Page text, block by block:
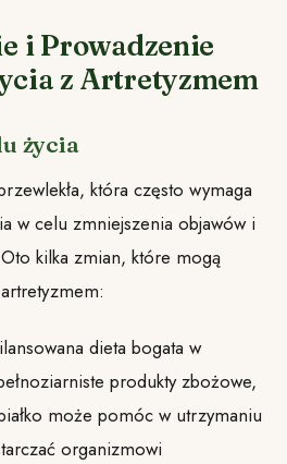
i Prowadzenie
z Artretyzmem
życia
która często wymaga
w celu zmniejszenia objawów i
kilka zmian, które mogą
dieta bogata w
produkty zbożowe,
może pomóc w utrzymaniu
organizmowi